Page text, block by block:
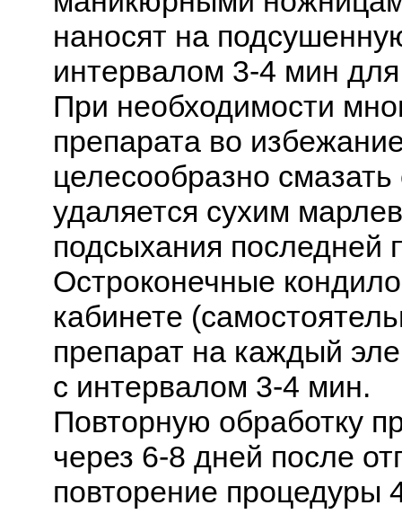
наносят на
интервалом 3-4 мин
При необходимости
препарата во
целесообразно
удаляется сухим
подсыхания последней
Остроконечные
кабинете
препарат на каждый
с интервалом 3-4 мин.
Повторную обработку
через 6-8 дней после
повторение процедуры